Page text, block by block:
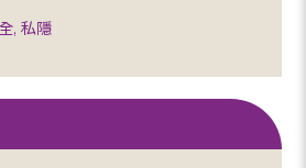
, 私隱